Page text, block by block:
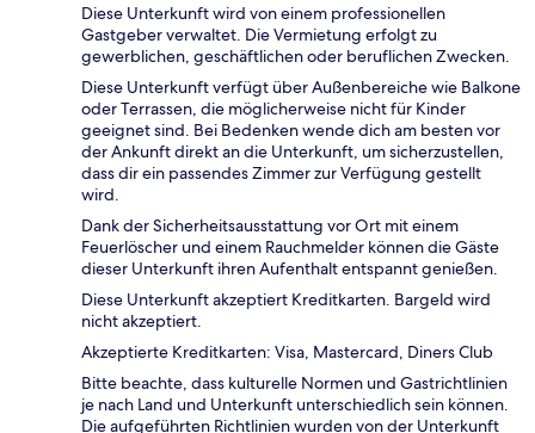
Diese Unterkunft wird von einem professionellen
Gastgeber verwaltet. Die Vermietung erfolgt zu
gewerblichen, geschäftlichen oder beruflichen Zwecken.
Diese Unterkunft verfügt über Außenbereiche wie Balkone
oder Terrassen, die möglicherweise nicht für Kinder
geeignet sind. Bei Bedenken wende dich am besten vor
der Ankunft direkt an die Unterkunft, um sicherzustellen,
dass dir ein passendes Zimmer zur Verfügung gestellt
wird.
Dank der Sicherheitsausstattung vor Ort mit einem
Feuerlöscher und einem Rauchmelder können die Gäste
dieser Unterkunft ihren Aufenthalt entspannt genießen.
Diese Unterkunft akzeptiert Kreditkarten. Bargeld wird
nicht akzeptiert.
Akzeptierte Kreditkarten: Visa, Mastercard, Diners Club
Bitte beachte, dass kulturelle Normen und Gastrichtlinien
je nach Land und Unterkunft unterschiedlich sein können.
Die aufgeführten Richtlinien wurden von der Unterkunft